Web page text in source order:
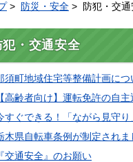
> 防災・安全 > 防犯・交通
犯・交通安全
須町地域住宅等整備計画につ
【高齢者向け】運転免許の自
すぐできる！「ながら見守
木県自転車条例が制定されま
『交通安全』のお願い